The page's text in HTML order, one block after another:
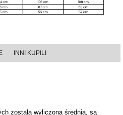
INNI KUPILI
została wyliczona średnia, są